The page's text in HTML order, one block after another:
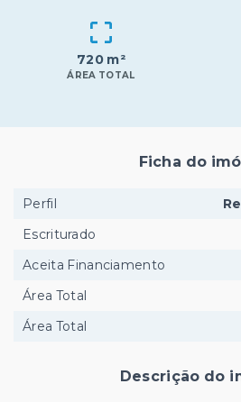
720 m²
ÁREA TOTAL
Descrição do
Ficha do
Perfil
Escriturado
Aceita Financiamento
Área Total
Área Total